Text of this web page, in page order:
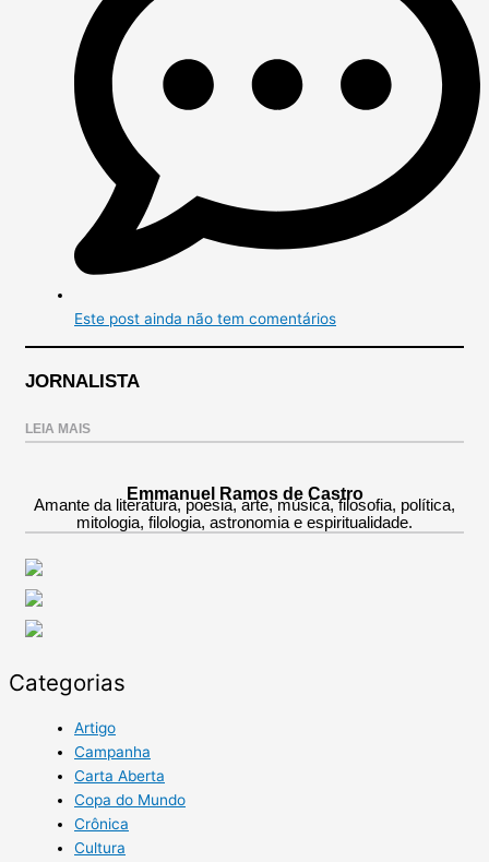
Este post ainda não tem comentários
JORNALISTA
LEIA MAIS
Emmanuel Ramos de Castro
Amante da literatura, poesia, arte, música, filosofia, política,
mitologia, filologia, astronomia e espiritualidade.
Categorias
Artigo
Campanha
Carta Aberta
Copa do Mundo
Crônica
Cultura